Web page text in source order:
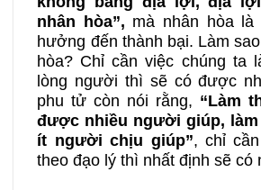
nhân hòa”, mà nhân hòa là
hưởng đến thành bại. Làm
hòa? Chỉ cần việc chúng ta
lòng người thì sẽ có được
phu tử còn nói rằng, “Làm
được nhiều người giúp,
ít người chịu giúp”, chỉ
theo đạo lý thì nhất định sẽ có